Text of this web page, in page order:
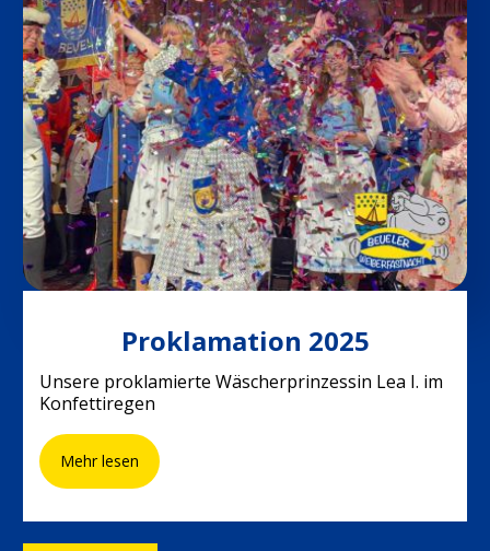
Proklamation 2025
Unsere proklamierte Wäscherprinzessin Lea I. im
Konfettiregen
Mehr lesen